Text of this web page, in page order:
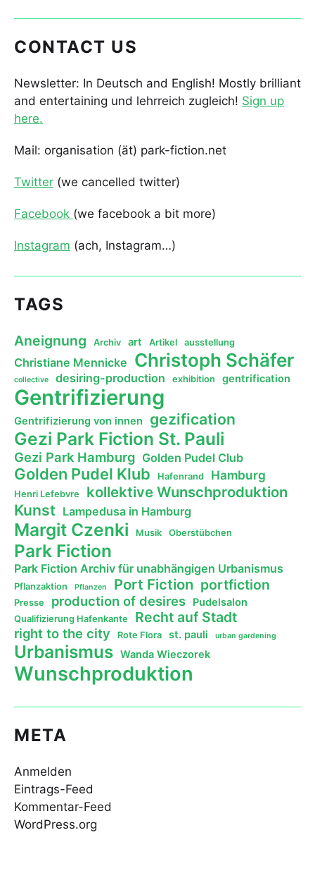
CONTACT US
Newsletter: In Deutsch and English! Mostly brilliant
and entertaining und lehrreich zugleich! Sign up
here.
Mail: organisation (ät) park-fiction.net
Twitter (we cancelled twitter)
Facebook (we facebook a bit more)
Instagram (ach, Instagram…)
TAGS
Aneignung Archiv art Artikel ausstellung
Christiane Mennicke Christoph Schäfer
collective desiring-production exhibition gentrification
Gentrifizierung
Gentrifizierung von innen gezification
Gezi Park Fiction St. Pauli
Gezi Park Hamburg Golden Pudel Club
Golden Pudel Klub Hafenrand Hamburg
Henri Lefebvre kollektive Wunschproduktion
Kunst Lampedusa in Hamburg
Margit Czenki Musik Oberstübchen
Park Fiction
Park Fiction Archiv für unabhängigen Urbanismus
Pflanzaktion Pflanzen Port Fiction portfiction
Presse production of desires Pudelsalon
Qualifizierung Hafenkante Recht auf Stadt
right to the city Rote Flora st. pauli urban gardening
Urbanismus Wanda Wieczorek
Wunschproduktion
META
Anmelden
Eintrags-Feed
Kommentar-Feed
WordPress.org